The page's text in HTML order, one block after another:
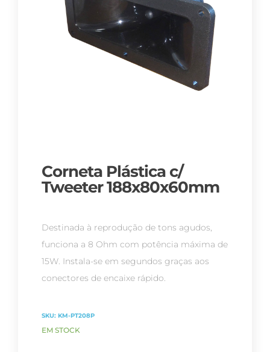
Corneta Plástica c/
Tweeter 188x80x60mm
Destinada à reprodução de tons agudos,
funciona a 8 Ohm com potência máxima de
15W. Instala-se em segundos graças aos
conectores de encaixe rápido.
SKU: KM-PT208P
EM STOCK